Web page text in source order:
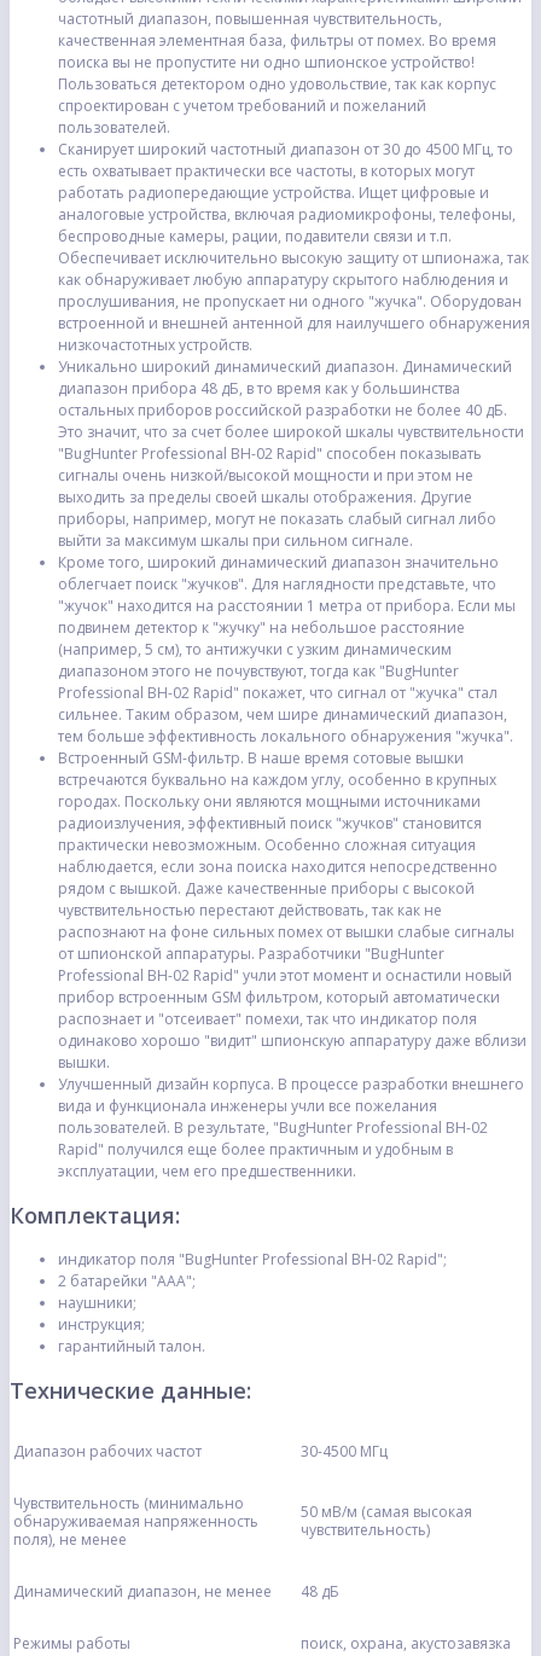
частотный диапазон, повышенная чувствительность,
качественная элементная база, фильтры от помех. Во время
поиска вы не пропустите ни одно шпионское устройство!
Пользоваться детектором одно удовольствие, так как корпус
спроектирован с учетом требований и пожеланий
пользователей.
Сканирует широкий частотный диапазон от 30 до 4500 МГц, то
есть охватывает практически все частоты, в которых могут
работать радиопередающие устройства. Ищет цифровые и
аналоговые устройства, включая радиомикрофоны, телефоны,
беспроводные камеры, рации, подавители связи и т.п.
Обеспечивает исключительно высокую защиту от шпионажа, так
как обнаруживает любую аппаратуру скрытого наблюдения и
прослушивания, не пропускает ни одного "жучка". Оборудован
встроенной и внешней антенной для наилучшего обнаружения
низкочастотных устройств.
Уникально широкий динамический диапазон. Динамический
диапазон прибора 48 дБ, в то время как у большинства
остальных приборов российской разработки не более 40 дБ.
Это значит, что за счет более широкой шкалы чувствительности
"BugHunter Professional BH-02 Rapid" способен показывать
сигналы очень низкой/высокой мощности и при этом не
выходить за пределы своей шкалы отображения. Другие
приборы, например, могут не показать слабый сигнал либо
выйти за максимум шкалы при сильном сигнале.
Кроме того, широкий динамический диапазон значительно
облегчает поиск "жучков". Для наглядности представьте, что
"жучок" находится на расстоянии 1 метра от прибора. Если мы
подвинем детектор к "жучку" на небольшое расстояние
(например, 5 см), то антижучки с узким динамическим
диапазоном этого не почувствуют, тогда как "BugHunter
Professional BH-02 Rapid" покажет, что сигнал от "жучка" стал
сильнее. Таким образом, чем шире динамический диапазон,
тем больше эффективность локального обнаружения "жучка".
Встроенный GSM-фильтр. В наше время сотовые вышки
встречаются буквально на каждом углу, особенно в крупных
городах. Поскольку они являются мощными источниками
радиоизлучения, эффективный поиск "жучков" становится
практически невозможным. Особенно сложная ситуация
наблюдается, если зона поиска находится непосредственно
рядом с вышкой. Даже качественные приборы с высокой
чувствительностью перестают действовать, так как не
распознают на фоне сильных помех от вышки слабые сигналы
от шпионской аппаратуры. Разработчики "BugHunter
Professional BH-02 Rapid" учли этот момент и оснастили новый
прибор встроенным GSM фильтром, который автоматически
распознает и "отсеивает" помехи, так что индикатор поля
одинаково хорошо "видит" шпионскую аппаратуру даже вблизи
вышки.
Улучшенный дизайн корпуса. В процессе разработки внешнего
вида и функционала инженеры учли все пожелания
пользователей. В результате, "BugHunter Professional BH-02
Rapid" получился еще более практичным и удобным в
эксплуатации, чем его предшественники.
Комплектация:
индикатор поля "BugHunter Professional BH-02 Rapid";
2 батарейки "ААА";
наушники;
инструкция;
гарантийный талон.
Технические данные:
Диапазон рабочих частот 30-4500 МГц
Чувствительность (минимально
обнаруживаемая напряженность
поля), не менее
50 мВ/м (самая высокая
чувствительность)
Динамический диапазон, не менее 48 дБ
Режимы работы поиск, охрана, акустозавязка